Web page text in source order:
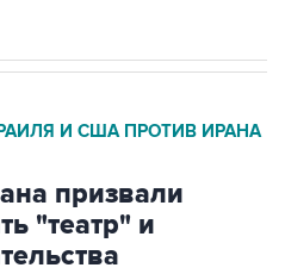
И США ПРОТИВ ИРАНА
призвали
"театр" и